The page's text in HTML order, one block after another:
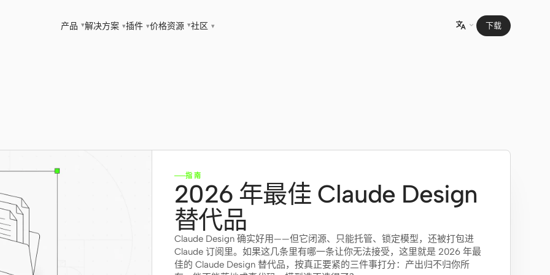
产品 ▾解决方案 ▾插件 ▾价格资源 ▾社区 ▾  下载
指南
2026 年最佳 Claude Design
替代品
Claude Design 确实好用——但它闭源、只能托管、锁定模型，还被打包进
Claude 订阅里。如果这几条里有哪一条让你无法接受，这里就是 2026 年最
佳的 Claude Design 替代品，按真正要紧的三件事打分：产出归不归你所